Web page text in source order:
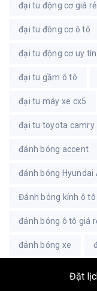
đại tu động cơ giá rẻ
đại tu đông cơ ô tô
đại tu động cơ uy tín
đại tu gầm ô tô
đại tu máy xe cx5
đại tu toyota camry
đánh bóng accent
đánh bóng Hyundai
Đánh bóng kính ô tô
đánh bóng ô tô giá
đánh bóng xe
Đặt